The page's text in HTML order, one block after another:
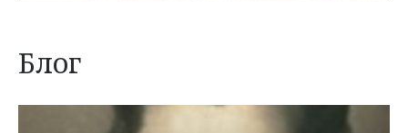
Блог